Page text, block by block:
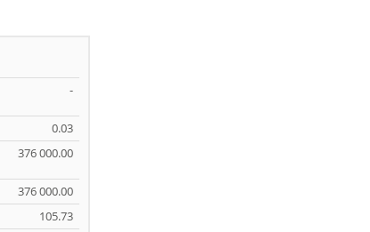
-
0.03
376 000.00
376 000.00
105.73